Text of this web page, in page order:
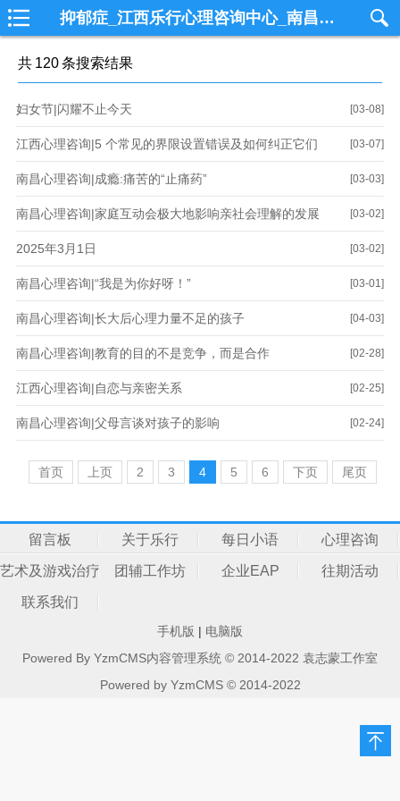
抑郁症_江西乐行心理咨询中心_南昌心理咨询_国内一线从事个案心理咨询专业机构
共 120条搜索结果
[03-08]
妇女节|闪耀不止今天
[03-07]
江西心理咨询|5 个常见的界限设置错误及如何纠正它们
[03-03]
南昌心理咨询|成瘾:痛苦的“止痛药”
[03-02]
南昌心理咨询|家庭互动会极大地影响亲社会理解的发展
[03-02]
2025年3月1日
[03-01]
南昌心理咨询|“我是为你好呀！”
[04-03]
南昌心理咨询|长大后心理力量不足的孩子
[02-28]
南昌心理咨询|教育的目的不是竞争，而是合作
[02-25]
江西心理咨询|自恋与亲密关系
[02-24]
南昌心理咨询|父母言谈对孩子的影响
首页 上页 2 3 4 5 6 下页 尾页
留言板 关于乐行 每日小语 心理咨询
艺术及游戏治疗 团辅工作坊 企业EAP 往期活动
联系我们
手机版 | 电脑版
Powered By YzmCMS内容管理系统 © 2014-2022 袁志蒙工作室
Powered by YzmCMS© 2014-2022